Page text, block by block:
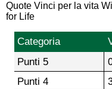
Quote Vinci per la vita
for Life
Categoria
Punti 5
Punti 4